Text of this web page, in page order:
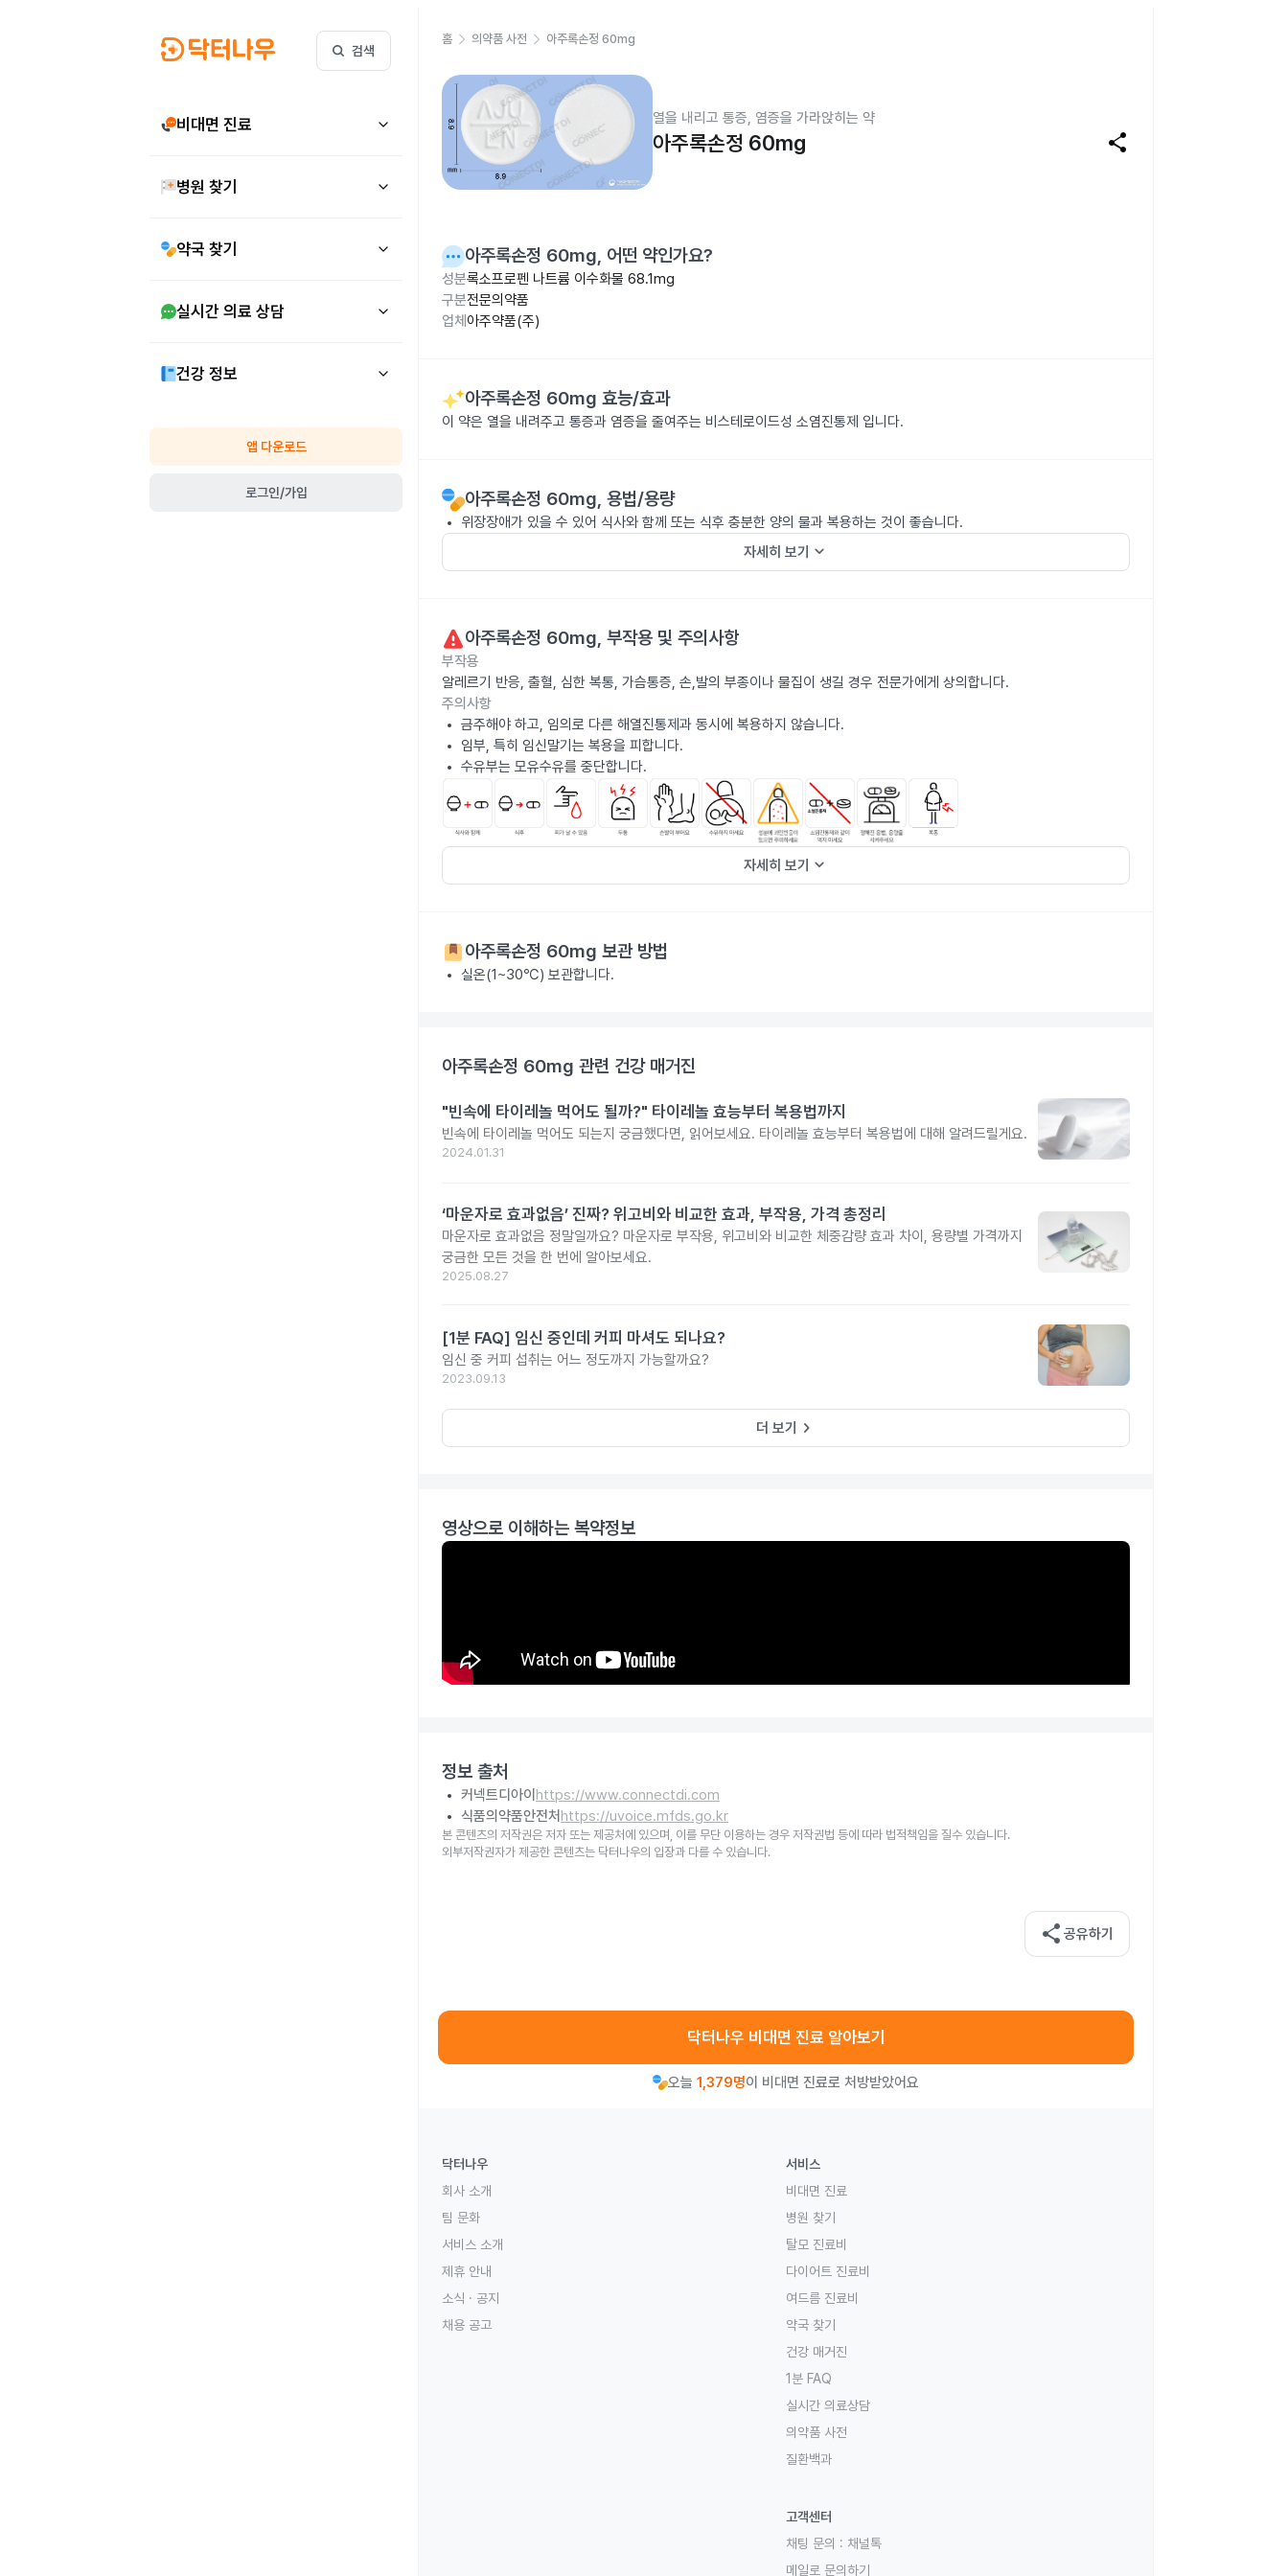
검색
비대면 진료
병원 찾기
약국 찾기
실시간 의료 상담
건강 정보
앱 다운로드
로그인/가입
홈 의약품 사전 아주록손정 60mg
열을 내리고 통증, 염증을 가라앉히는 약
아주록손정 60mg share
아주록손정 60mg, 어떤 약인가요?
성분록소프로펜 나트륨 이수화물 68.1mg
구분전문의약품
업체 아주약품(주)
아주록손정 60mg 효능/효과
이 약은 열을 내려주고 통증과 염증을 줄여주는 비스테로이드성 소염진통제 입니다.
아주록손정 60mg, 용법/용량
위장장애가 있을 수 있어 식사와 함께 또는 식후 충분한 양의 물과 복용하는 것이 좋습니다.
자세히 보기 keyboard_arrow_down
아주록손정 60mg, 부작용 및 주의사항
부작용
알레르기 반응, 출혈, 심한 복통, 가슴통증, 손,발의 부종이나 물집이 생길 경우 전문가에게 상의합니다.
주의사항
금주해야 하고, 임의로 다른 해열진통제과 동시에 복용하지 않습니다.
임부, 특히 임신말기는 복용을 피합니다.
수유부는 모유수유를 중단합니다.
자세히 보기 keyboard_arrow_down
아주록손정 60mg 보관 방법
실온(1~30℃) 보관합니다.
아주록손정 60mg 관련 건강 매거진
"빈속에 타이레놀 먹어도 될까?" 타이레놀 효능부터 복용법까지
빈속에 타이레놀 먹어도 되는지 궁금했다면, 읽어보세요. 타이레놀 효능부터 복용법에 대해 알려드릴게요.
2024.01.31
‘마운자로 효과없음’ 진짜? 위고비와 비교한 효과, 부작용, 가격 총정리
마운자로 효과없음 정말일까요? 마운자로 부작용, 위고비와 비교한 체중감량 효과 차이, 용량별 가격까지
궁금한 모든 것을 한 번에 알아보세요.
2025.08.27
[1분 FAQ] 임신 중인데 커피 마셔도 되나요?
임신 중 커피 섭취는 어느 정도까지 가능할까요?
2023.09.13
더 보기 keyboard_arrow_right
영상으로 이해하는 복약정보
정보 출처
커넥트디아이 https://www.connectdi.com
식품의약품안전처 https://uvoice.mfds.go.kr
본 콘텐츠의 저작권은 저자 또는 제공처에 있으며, 이를 무단 이용하는 경우 저작권법 등에 따라 법적책임을 질수 있습니다.
외부저작권자가 제공한 콘텐츠는 닥터나우의 입장과 다를 수 있습니다.
share 공유하기
닥터나우 비대면 진료 알아보기
오늘 1,379명이 비대면 진료로 처방받았어요
닥터나우
회사 소개
팀 문화
서비스 소개
제휴 안내
소식 · 공지
채용 공고
서비스
비대면 진료
병원 찾기
탈모 진료비
다이어트 진료비
여드름 진료비
약국 찾기
건강 매거진
1분 FAQ
실시간 의료상담
의약품 사전
질환백과
고객센터
채팅 문의 : 채널톡
메일로 문의하기